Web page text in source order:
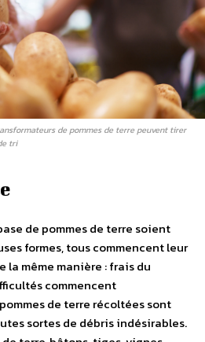
de pommes de terre peuvent tirer
tri
de pommes de terre soient
formes, tous commencent leur
la même manière : frais du
commencent
de terre récoltées sont
sortes de débris indésirables.